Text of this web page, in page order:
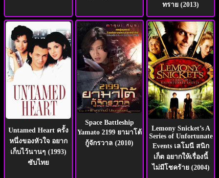
ทราย (2013)
Untamed Heart ครั้ง
หนึ่งของหัวใจ อยาก
เก็บไว้นานๆ (1993)
ซับไทย
Space Battleship
Yamato 2199 ยามาโต้
กู้จักรวาล (2010)
Lemony Snicket’s A
Series of Unfortunate
Events เลโมนี สนิก
เก็ต อยากให้เรื่องนี้
ไม่มีโชคร้าย (2004)